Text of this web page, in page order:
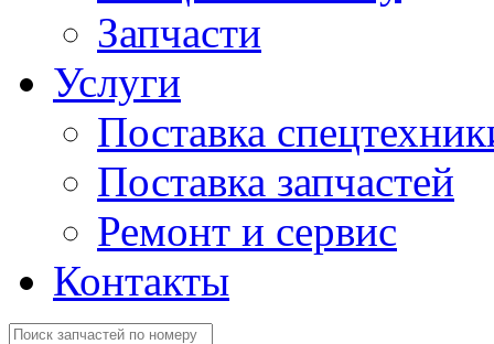
Запчасти
Услуги
Поставка
Поставка запчастей
Ремонт и сервис
Контакты